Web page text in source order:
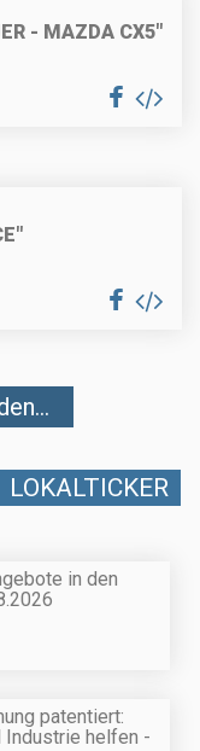
- MAZDA CX5"
LOKALTICKER
in den
patentiert:
Industrie helfen -